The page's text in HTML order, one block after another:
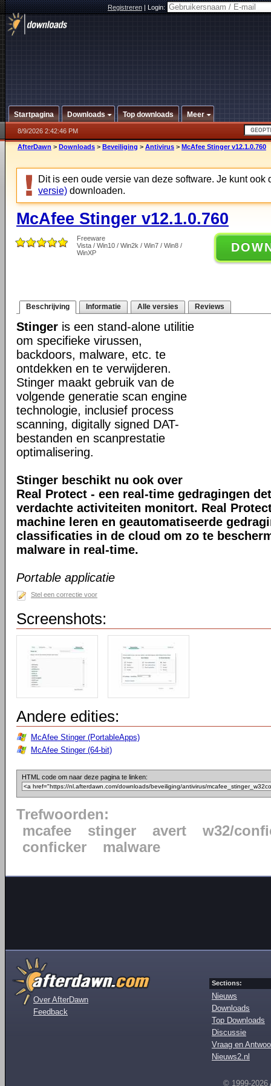
Registreren|Login:
Startpagina Downloads Top downloads Meer
8/9/2026 2:42:46 PM
AfterDawn > Downloads > Beveiliging > Antivirus > McAfee Stinger v12.1.0.760
Dit is een oude versie van deze software. Je kunt ook
versie) downloaden.
McAfee Stinger v12.1.0.760
Freeware
Vista / Win10 / Win2k / Win7 / Win8 /
WinXP
Beschrijving Informatie Alle versies Reviews
Stinger is een stand-alone utilitie
om specifieke virussen,
backdoors, malware, etc. te
ontdekken en te verwijderen.
Stinger maakt gebruik van de
volgende generatie scan engine
technologie, inclusief process
scanning, digitally signed DAT-
bestanden en scanprestatie
optimalisering.
Stinger beschikt nu ook over
Real Protect - een real-time gedragingen
verdachte activiteiten monitort. Real
machine leren en geautomatiseerde
classificaties in de cloud om zo te
malware in real-time.
Portable applicatie
Stel een correctie voor
Screenshots:
Andere edities:
McAfee Stinger (PortableApps)
McAfee Stinger (64-bit)
HTML code om naar deze pagina te linken:
Trefwoorden:
mcafee
stinger avert
w32/
conficker
malware
Over AfterDawn
Feedback
Sections:
Nieuws
Downloads
Top Downloads
Discussie
Vraag en
Nieuws2.nl
© 1999-2026